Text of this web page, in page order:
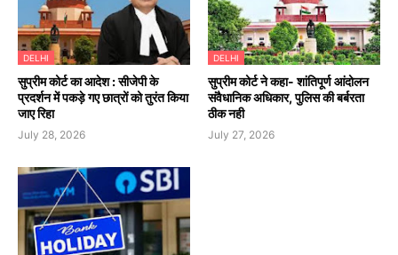
DELHI
सुप्रीम कोर्ट का आदेश : सीजेपी के
प्रदर्शन में पकड़े गए छात्रों को तुरंत किया
जाए रिहा
July 28, 2026
DELHI
सुप्रीम कोर्ट ने कहा- शांतिपूर्ण आंदोलन
संवैधानिक अधिकार, पुलिस की बर्बरता
ठीक नही
July 27, 2026